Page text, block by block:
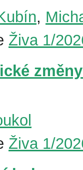
,
Živa 1/
Živa 1/